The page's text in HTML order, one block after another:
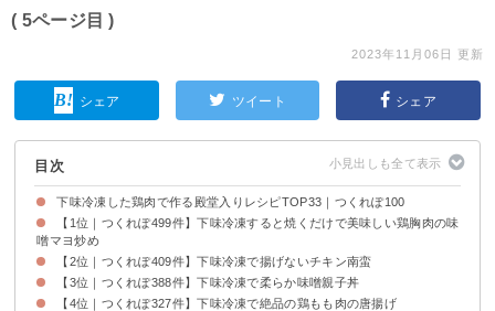
( 5ページ目 )
2023年11月06日 更新
シェア ツイート シェア
目次
下味冷凍した鶏肉で作る殿堂入りレシピTOP33｜つくれぽ100
【1位｜つくれぽ499件】下味冷凍すると焼くだけで美味しい鶏胸肉の味
噌マヨ炒め
【2位｜つくれぽ409件】下味冷凍で揚げないチキン南蛮
【3位｜つくれぽ388件】下味冷凍で柔らか味噌親子丼
【4位｜つくれぽ327件】下味冷凍で絶品の鶏もも肉の唐揚げ